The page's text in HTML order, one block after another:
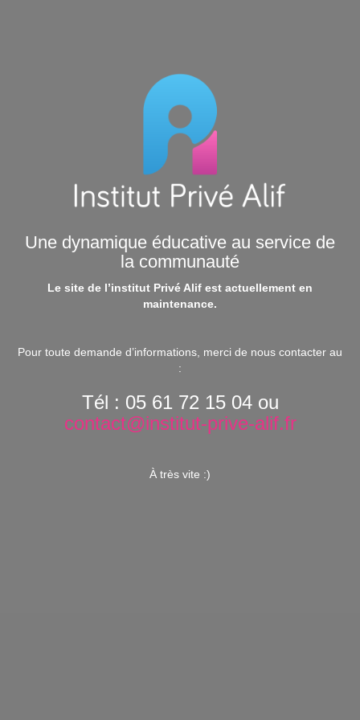
Une dynamique éducative au service de
la communauté
Le site de l’institut Privé Alif est actuellement en
maintenance.
Pour toute demande d’informations, merci de nous contacter au
:
Tél : 05 61 72 15 04 ou
contact@institut-prive-alif.fr
À très vite :)